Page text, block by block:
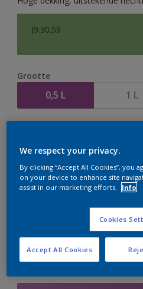
J9.30.59
Grootte
0,5 L 1 L
Op dit moment is het niet
te bestellen. Houd de website
er hard aan om de voorraad
We respect your privacy.
By clicking “Accept All Cookies”, you
on your device to enhance site
assist in our marketing efforts.
Info
Cookies
Accept All Cookies